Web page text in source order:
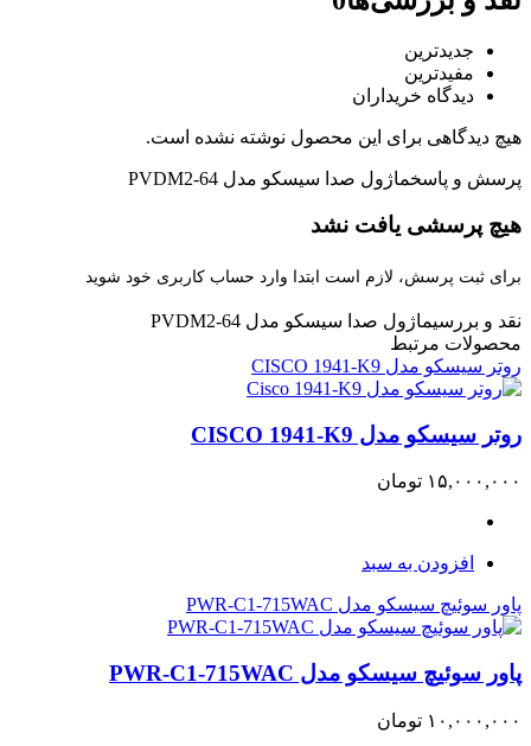
جدیدترین
مفیدترین
دیدگاه خریداران
هیچ دیدگاهی برای این محصول نوشته نشده است.
پرسش و پاسخماژول صدا سیسکو مدل PVDM2-64
هیچ پرسشی یافت نشد
برای ثبت پرسش، لازم است ابتدا وارد حساب کاربری خود شوید
نقد و بررسیماژول صدا سیسکو مدل PVDM2-64
محصولات مرتبط
روتر سیسکو مدل CISCO 1941-K9
روتر سیسکو مدل CISCO 1941-K9
۱۵,۰۰۰,۰۰۰ تومان
افزودن به سبد
پاور سوئیچ سیسکو مدل PWR-C1-715WAC
پاور سوئیچ سیسکو مدل PWR-C1-715WAC
۱۰,۰۰۰,۰۰۰ تومان